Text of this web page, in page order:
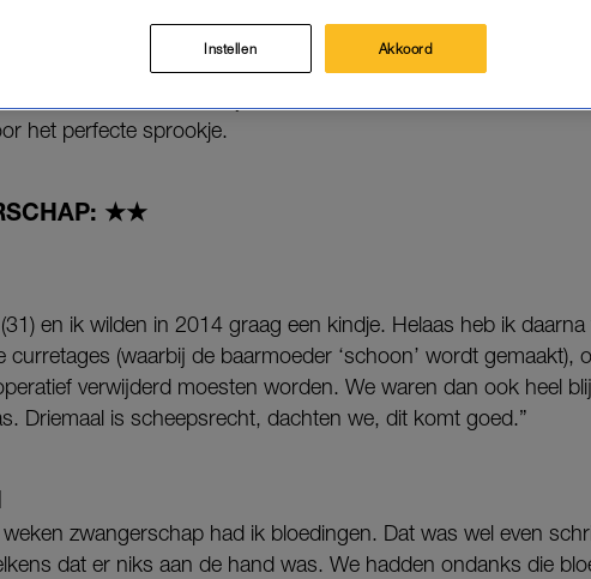
weken kreeg ze een grote bloeding en na 24 weken
Laura, secretaresse, vijf sterren te verdelen: 1 ster staat voor
het perfecte sprookje.
★★
en ik wilden in 2014 graag een kindje. Helaas heb ik
curretages (waarbij de baarmoeder ‘schoon’ wordt gemaakt),
verwijderd moesten worden. We waren dan ook heel
Driemaal is scheepsrecht, dachten we, dit komt goed.”
weken zwangerschap had ik bloedingen. Dat was wel even
dat er niks aan de hand was. We hadden ondanks die
Instellen Akkoord